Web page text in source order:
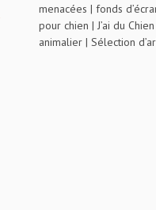
menacées |fonds
pour chien |J’ai du Chien
animalier |Sélection